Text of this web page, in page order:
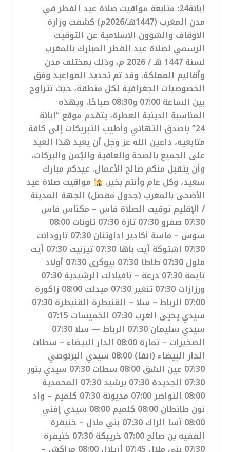
إبانة24: متابعة مواقيت صلاة عيد الفطر في
مدن المغرب (1447هـ/2026م) كشفت وزارة
الأوقاف والشؤون الإسلامية عن التوقيت
الرسمي لصلاة عيد الفطر المبارك بالمغرب
لسنة 1447 هـ / 2026 م، وذلك بمختلف مدن
وأقاليم المملكة. وقد تم تحديد المواعيد وفق
الخصوصيات الجغرافية لكل منطقة، حيث تتراوح
بين الساعة 07:00 و08:30 صباحًا. وبهذه
المناسبة الدينية العطرة، يتقدم موقع “إبانة
24” بأصدق التهاني وأطيب التبريكات إلى كافة
متابعيه، داعين الله عز وجل أن يعيد هذا العيد
على الجميع بالصحة والعافية واليُمن والبركات،
وأن يتقبل منكم صالح الأعمال. عيدكم مبارك
سعيد، وكل عام وأنتم بخير.
مواقيت صلاة عيد
الأضحى بالمغرب (جدول مفصل) الجهة المدينة
/ الإقليم توقيت الصلاة فاس – مكناس فاس
07:30 صفرو 07:30 تازة 07:30 تاونات 08:00
سوس – ماسة أكادير إداوتنان 07:30 تارودانت
07:30 اشتوكة آيت باها 07:30 تيزنيت 07:30 آيت
ملول 07:30 طاطا 07:30 بيوكرى 07:30 أولاد
تايمة 07:30 درعة – تافيلالت الرشيدية 07:30
ورزازات 07:30 تنغير 07:30 ميدلت 08:00 زاكورة
07:00 الرباط – سلا – القنيطرة القنيطرة 07:30
سيدي يحيى الغرب 07:30 الخميسات 07:15
سيدي سليمان 07:30 الرباط — سلا 07:30
الصخيرات – تمارة 08:00 الدار البيضاء – سطات
الدار البيضاء (أنفا) 08:00 سيدي البرنوصي
07:30 عين الشق 08:00 سطات 07:30 سيدي بنور
07:30 الجديدة 07:30 برشيد 07:30 المحمدية
08:00 النواصر 07:00 مديونة 07:30 كلميم – واد
نون طانطان 08:00 كلميم 08:00 سيدي إفني
08:00 آسا الزاك 07:30 بني ملال – خنيفرة
الفقيه بن صالح 07:00 خريبكة 07:30 خنيفرة